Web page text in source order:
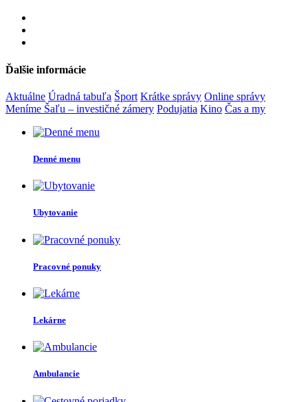
Ďalšie informácie
Aktuálne Úradná tabuľa Šport Krátke správy Online správy
Meníme Šaľu – investičné zámery Podujatia Kino Čas a my
Denné menu
Ubytovanie
Pracovné ponuky
Lekárne
Ambulancie